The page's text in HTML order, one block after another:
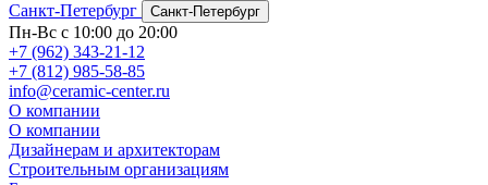
Санкт-Петербург
Санкт-Петербург
Пн-Вс с 10:00 до 20:00
+7 (962) 343-21-12
+7 (812) 985-58-85
info@ceramic-center.ru
О компании
О компании
Дизайнерам и архитекторам
Строительным организациям